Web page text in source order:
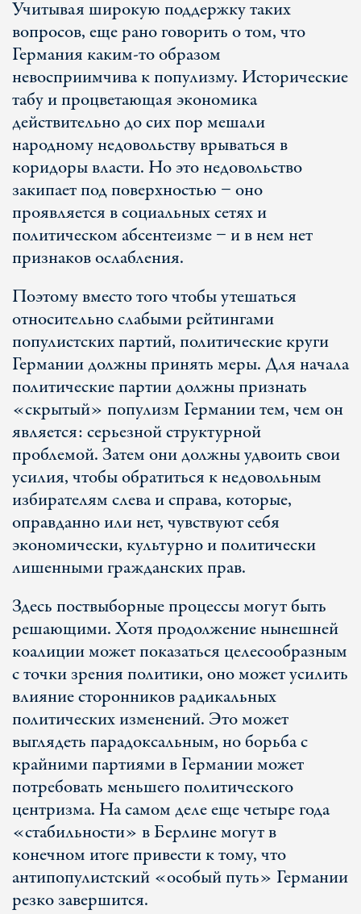
Учитывая широкую поддержку таких
вопросов, еще рано говорить о том, что
Германия каким-то образом
невосприимчива к популизму. Исторические
табу и процветающая экономика
действительно до сих пор мешали
народному недовольству врываться в
коридоры власти. Но это недовольство
закипает под поверхностью − оно
проявляется в социальных сетях и
политическом абсентеизме − и в нем нет
признаков ослабления.
Поэтому вместо того чтобы утешаться
относительно слабыми рейтингами
популистских партий, политические круги
Германии должны принять меры. Для начала
политические партии должны признать
«скрытый» популизм Германии тем, чем он
является: серьезной структурной
проблемой. Затем они должны удвоить свои
усилия, чтобы обратиться к недовольным
избирателям слева и справа, которые,
оправданно или нет, чувствуют себя
экономически, культурно и политически
лишенными гражданских прав.
Здесь поствыборные процессы могут быть
решающими. Хотя продолжение нынешней
коалиции может показаться целесообразным
с точки зрения политики, оно может усилить
влияние сторонников радикальных
политических изменений. Это может
выглядеть парадоксальным, но борьба с
крайними партиями в Германии может
потребовать меньшего политического
центризма. На самом деле еще четыре года
«стабильности» в Берлине могут в
конечном итоге привести к тому, что
антипопулистский «особый путь» Германии
резко завершится.